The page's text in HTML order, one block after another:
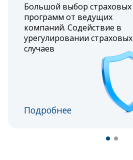
Большой выбор страховых
программ от ведущих
компаний. Содействие в
урегулировании страховых
случаев
Подробнее